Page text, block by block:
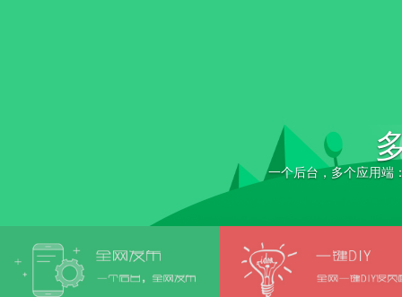
一个后台，多个应用端